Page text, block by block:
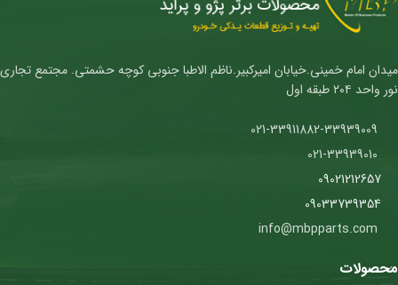
میدان امام خمینی.خیابان امیرکبیر.ناظم الاطبا جنوبی کوچه حشمتی. مجتمع تجاری
نور واحد ۲۰۴ طبقه اول
09021212657
09033739354
محصولات